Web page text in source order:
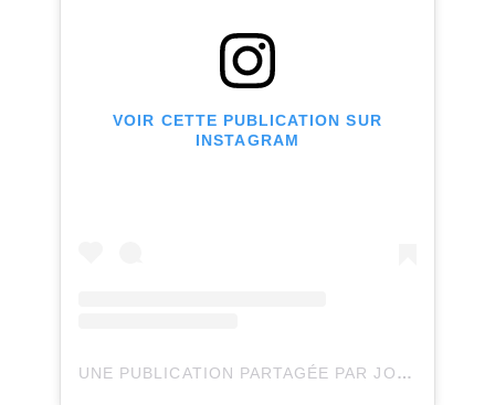
VOIR CETTE PUBLICATION SUR
INSTAGRAM
UNE PUBLICATION PARTAGÉE PAR JOLI JOLI DESIGN (@JOLIJOLIDESIGN)